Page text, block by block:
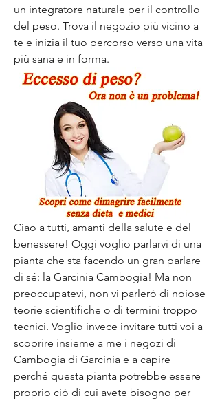
un integratore naturale per il controllo
del peso. Trova il negozio più vicino a
te e inizia il tuo percorso verso una vita
più sana e in forma.
Ciao a tutti, amanti della salute e del
benessere! Oggi voglio parlarvi di una
pianta che sta facendo un gran parlare
di sé: la Garcinia Cambogia! Ma non
preoccupatevi, non vi parlerò di noiose
teorie scientifiche o di termini troppo
tecnici. Voglio invece invitare tutti voi a
scoprire insieme a me i negozi di
Cambogia di Garcinia e a capire
perché questa pianta potrebbe essere
proprio ciò di cui avete bisogno per